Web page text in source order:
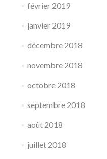
février 2019
janvier 2019
décembre 2018
novembre 2018
octobre 2018
septembre 2018
août 2018
juillet 2018